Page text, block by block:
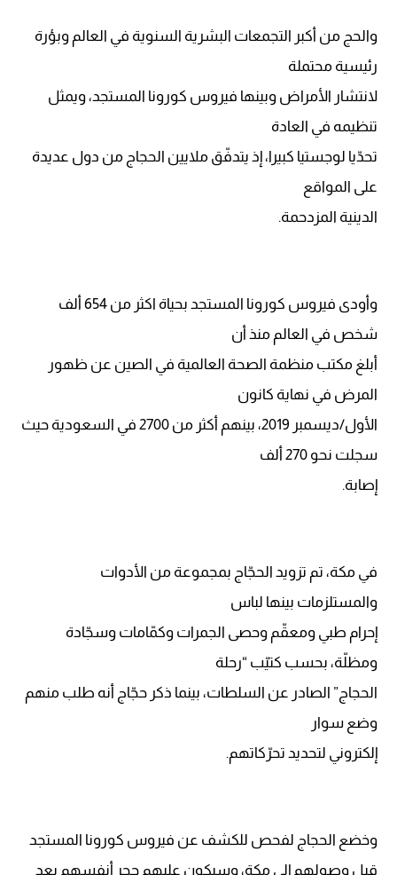
والحج من أكبر التجمعات البشرية السنوية في العالم وبؤرة
رئيسية محتملة
لانتشار الأمراض وبينها فيروس كورونا المستجد، ويمثل
تنظيمه في العادة
تحدّيا لوجستيا كبيرا، إذ يتدفّق ملايين الحجاج من دول عديدة
على المواقع
الدينية المزدحمة.
وأودى فيروس كورونا المستجد بحياة اكثر من 654 ألف
شخص في العالم منذ أن
أبلغ مكتب منظمة الصحة العالمية في الصين عن ظهور
المرض في نهاية كانون
الأول/ديسمبر 2019، بينهم أكثر من 2700 في السعودية حيث
سجلت نحو 270 ألف
إصابة.
في مكة، تم تزويد الحجّاج بمجموعة من الأدوات
والمستلزمات بينها لباس
إحرام طبي ومعقّم وحصى الجمرات وكمّامات وسجّادة
ومظلّة، بحسب كتيّب “رحلة
الحجاج” الصادر عن السلطات، بينما ذكر حجّاج أنه طلب منهم
وضع سوار
إلكتروني لتحديد تحرّكاتهم.
وخضع الحجاج لفحص للكشف عن فيروس كورونا المستجد
قبل وصولهم إلى مكة، وسيكون عليهم حجر أنفسهم بعد